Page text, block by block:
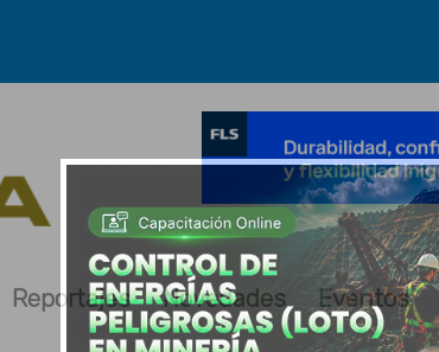
Reportajes Novedades Eventos